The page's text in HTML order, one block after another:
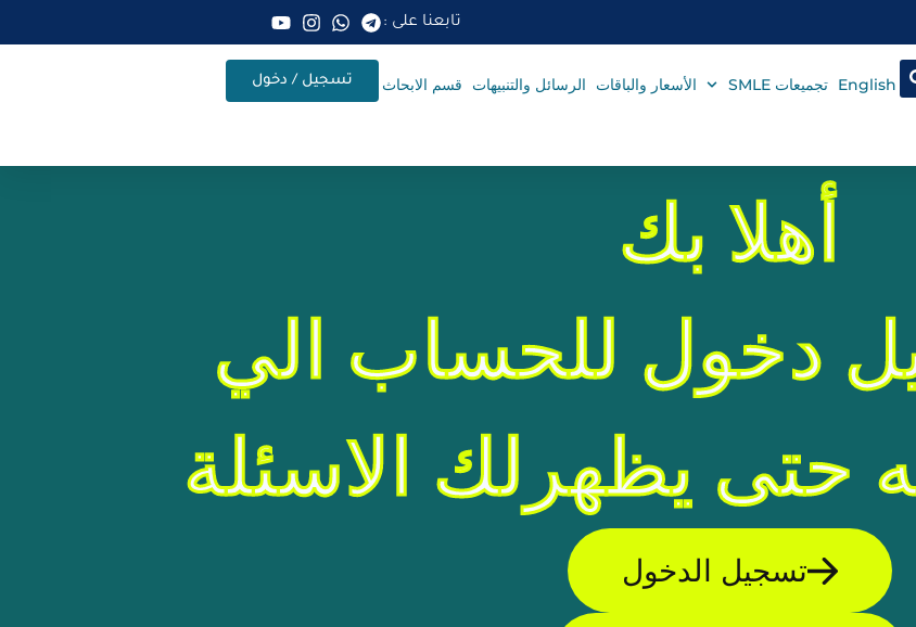
تابعنا على :
English تجميعات SMLE الأسعار والباقات الرسائل والتنبيهات قسم الابحاث تسجيل / دخول
أهلا بك
دخول للحساب الي
حتى يظهرلك الاسئلة
تسجيل الدخول